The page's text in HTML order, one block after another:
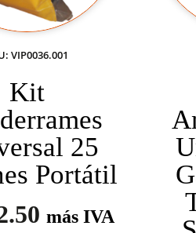
VIP0036.001
Kit
25
Portátil
más IVA